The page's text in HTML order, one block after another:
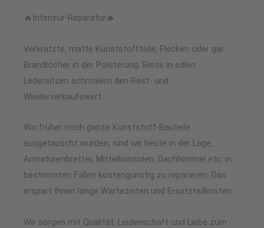
🔥Interieur-Reparatur🔥
Verkratzte, matte Kunststoffteile, Flecken oder gar
Brandlöcher in der Polsterung, Risse in edlen
Ledersitzen schmälern den Rest- und
Wiederverkaufswert.
Wo früher noch ganze Kunststoff-Bauteile
ausgetauscht wurden, sind wir heute in der Lage,
Armaturenbretter, Mittelkonsolen, Dachhimmel etc. in
bestimmten Fällen kostengünstig zu reparieren. Das
erspart Ihnen lange Wartezeiten und Ersatzteilkosten.
Wir sorgen mit Qualität, Leidenschaft und Liebe zum